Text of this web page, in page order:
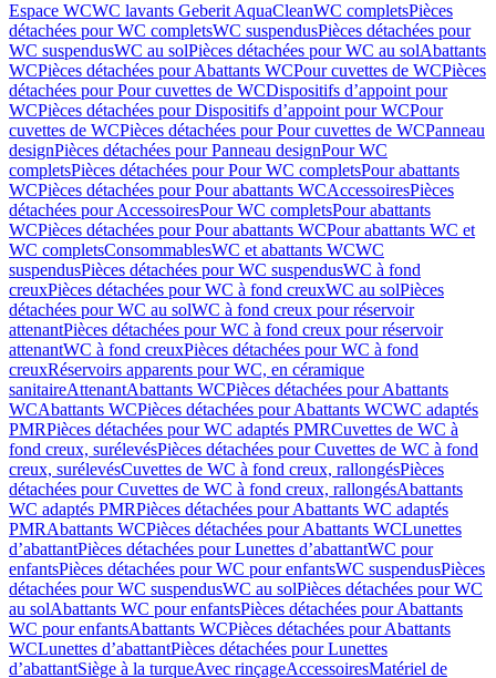
Espace WCWC lavants Geberit AquaCleanWC completsPièces
détachées pour WC completsWC suspendusPièces détachées pour
WC suspendusWC au solPièces détachées pour WC au solAbattants
WCPièces détachées pour Abattants WCPour cuvettes de WCPièces
détachées pour Pour cuvettes de WCDispositifs d’appoint pour
WCPièces détachées pour Dispositifs d’appoint pour WCPour
cuvettes de WCPièces détachées pour Pour cuvettes de WCPanneau
designPièces détachées pour Panneau designPour WC
completsPièces détachées pour Pour WC completsPour abattants
WCPièces détachées pour Pour abattants WCAccessoiresPièces
détachées pour AccessoiresPour WC completsPour abattants
WCPièces détachées pour Pour abattants WCPour abattants WC et
WC completsConsommablesWC et abattants WCWC
suspendusPièces détachées pour WC suspendusWC à fond
creuxPièces détachées pour WC à fond creuxWC au solPièces
détachées pour WC au solWC à fond creux pour réservoir
attenantPièces détachées pour WC à fond creux pour réservoir
attenantWC à fond creuxPièces détachées pour WC à fond
creuxRéservoirs apparents pour WC, en céramique
sanitaireAttenantAbattants WCPièces détachées pour Abattants
WCAbattants WCPièces détachées pour Abattants WCWC adaptés
PMRPièces détachées pour WC adaptés PMRCuvettes de WC à
fond creux, surélevésPièces détachées pour Cuvettes de WC à fond
creux, surélevésCuvettes de WC à fond creux, rallongésPièces
détachées pour Cuvettes de WC à fond creux, rallongésAbattants
WC adaptés PMRPièces détachées pour Abattants WC adaptés
PMRAbattants WCPièces détachées pour Abattants WCLunettes
d’abattantPièces détachées pour Lunettes d’abattantWC pour
enfantsPièces détachées pour WC pour enfantsWC suspendusPièces
détachées pour WC suspendusWC au solPièces détachées pour WC
au solAbattants WC pour enfantsPièces détachées pour Abattants
WC pour enfantsAbattants WCPièces détachées pour Abattants
WCLunettes d’abattantPièces détachées pour Lunettes
d’abattantSiège à la turqueAvec rinçageAccessoiresMatériel de